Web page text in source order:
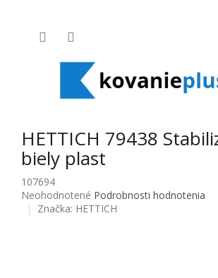
HETTICH 79438
biely plast
107694
Priemerné hodnotenie produktu je 0,0 z 5
Neohodnotené Podrobnosti hodnotenia
Značka: HETTICH